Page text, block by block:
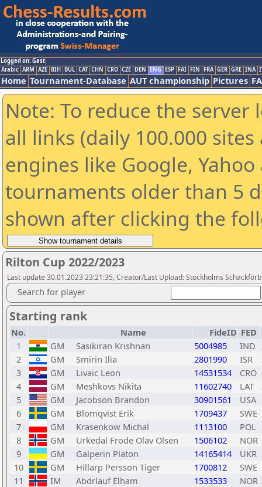
Logged on: Gast
Arabic ARM AZE BIH BUL CAT CHN CRO CZE DEN ENG ESP FAI FIN FRA GER GRE INA
Home Tournament-Database AUT championship Pictures
Note: To reduce the
all links (daily 100.000
engines like Google,
tournaments older than 5
shown after clicking the
Rilton Cup 2022/2023
Last update 30.01.2023 23:21:35, Creator/Last Upload: Stockholms
Search for player
Starting rank
No. Name FideID FED
1
GM Sasikiran Krishnan 5004985 IND
2
GM Smirin Ilia 2801990 ISR
3
GM Livaic Leon 14531534 CRO
4
GM Meshkovs Nikita 11602740 LAT
5
GM Jacobson Brandon 30901561 USA
6
GM Blomqvist Erik 1709437 SWE
7
GM Krasenkow Michal 1113100 POL
8
GM Urkedal Frode Olav Olsen 1506102 NOR
9
GM Galperin Platon 14165414 UKR
10
GM Hillarp Persson Tiger 1700812 SWE
11
IM Abdrlauf Elham 1533533 NOR